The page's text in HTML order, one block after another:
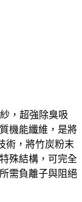
，超強除臭吸
機能纖維，是將
術，將竹炭粉末
殊結構，可完全
需負離子與阻絕